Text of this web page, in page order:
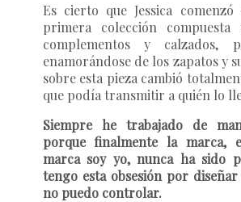
Es cierto que Jessica comenzó
primera colección compuesta
complementos y calzados,
enamorándose de los zapatos y
sobre esta pieza cambió
que podía transmitir a quién lo
Siempre he trabajado de
porque finalmente la marca,
marca soy yo, nunca ha sido
tengo esta obsesión por
no puedo controlar.